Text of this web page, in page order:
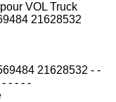
VOL Truck
21628532
21628532 - -
- - - -